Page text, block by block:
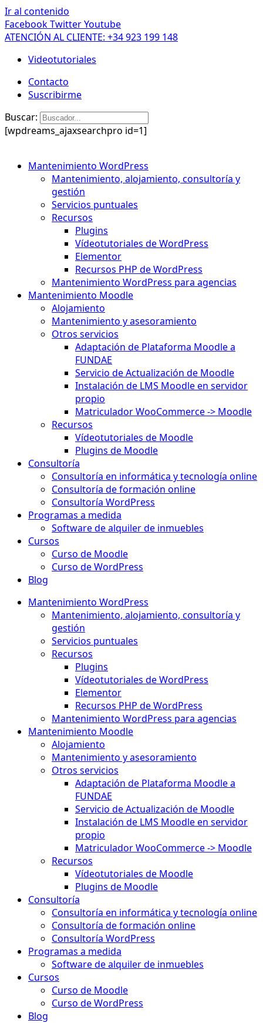
Ir al contenido
FacebookTwitterYoutube
ATENCIÓN AL CLIENTE: +34 923 199 148
Videotutoriales
Contacto
Suscribirme
Buscar:
[wpdreams_ajaxsearchpro id=1]
Mantenimiento WordPress
Mantenimiento, alojamiento, consultoría y
gestión
Servicios puntuales
Recursos
Plugins
Vídeotutoriales de WordPress
Elementor
Recursos PHP de WordPress
Mantenimiento WordPress para agencias
Mantenimiento Moodle
Alojamiento
Mantenimiento y asesoramiento
Otros servicios
Adaptación de Plataforma Moodle a
FUNDAE
Servicio de Actualización de Moodle
Instalación de LMS Moodle en servidor
propio
Matriculador WooCommerce -> Moodle
Recursos
Vídeotutoriales de Moodle
Plugins de Moodle
Consultoría
Consultoría en informática y tecnología online
Consultoría de formación online
Consultoría WordPress
Programas a medida
Software de alquiler de inmuebles
Cursos
Curso de Moodle
Curso de WordPress
Blog
Mantenimiento WordPress
Mantenimiento, alojamiento, consultoría y
gestión
Servicios puntuales
Recursos
Plugins
Vídeotutoriales de WordPress
Elementor
Recursos PHP de WordPress
Mantenimiento WordPress para agencias
Mantenimiento Moodle
Alojamiento
Mantenimiento y asesoramiento
Otros servicios
Adaptación de Plataforma Moodle a
FUNDAE
Servicio de Actualización de Moodle
Instalación de LMS Moodle en servidor
propio
Matriculador WooCommerce -> Moodle
Recursos
Vídeotutoriales de Moodle
Plugins de Moodle
Consultoría
Consultoría en informática y tecnología online
Consultoría de formación online
Consultoría WordPress
Programas a medida
Software de alquiler de inmuebles
Cursos
Curso de Moodle
Curso de WordPress
Blog